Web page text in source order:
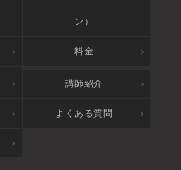
ン）
料金
講師紹介
よくある質問